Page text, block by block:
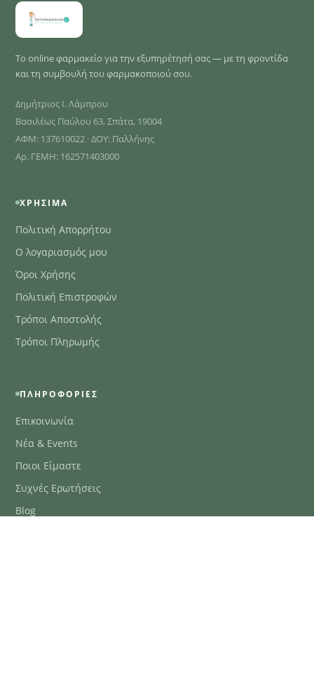
Το online φαρμακείο για την εξυπηρέτησή σας — με τη φροντίδα
και τη συμβουλή του φαρμακοποιού σου.
Δημήτριος Ι. Λάμπρου
Βασιλέως Παύλου 63, Σπάτα, 19004
ΑΦΜ: 137610022 · ΔΟΥ: Παλλήνης
Αρ. ΓΕΜΗ: 162571403000
ΧΡΉΣΙΜΑ
Πολιτική Απορρήτου
Ο λογαριασμός μου
Όροι Χρήσης
Πολιτική Επιστροφών
Τρόποι Αποστολής
Τρόποι Πληρωμής
ΠΛΗΡΟΦΟΡΊΕΣ
Επικοινωνία
Νέα & Events
Ποιοι Είμαστε
Συχνές Ερωτήσεις
Blog